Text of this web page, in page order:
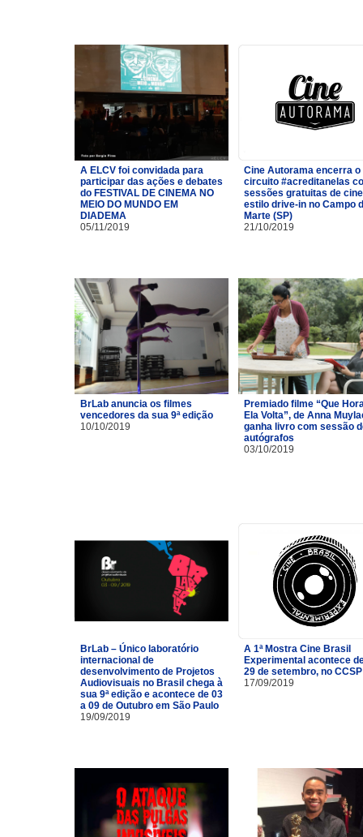
A ELCV foi convidada para
participar das ações e debates
do FESTIVAL DE CINEMA NO
MEIO DO MUNDO EM
DIADEMA
05/11/2019
Cine Autorama encerra o
circuito #acreditanelas
sessões gratuitas de
estilo drive-in no Campo
Marte (SP)
21/10/2019
BrLab anuncia os filmes
vencedores da sua 9ª edição
10/10/2019
Premiado filme “Que
Ela Volta”, de Anna
ganha livro com sessão
autógrafos
03/10/2019
BrLab – Único laboratório
internacional de
desenvolvimento de Projetos
Audiovisuais no Brasil chega à
sua 9ª edição e acontece de 03
a 09 de Outubro em São Paulo
19/09/2019
A 1ª Mostra Cine Brasil
Experimental acontece
29 de setembro, no CCSP
17/09/2019